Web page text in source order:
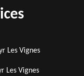
Les Vignes
Les Vignes